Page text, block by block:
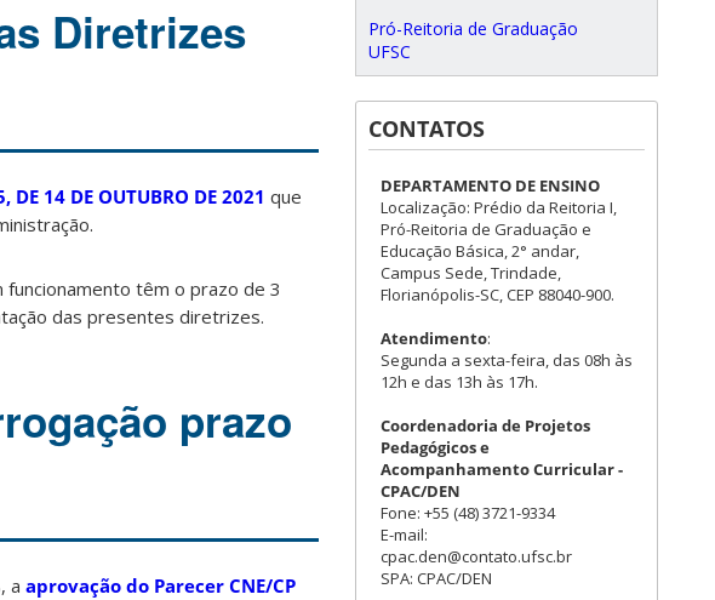
Diretrizes
DE 14 DE OUTUBRO DE 2021 que
têm o prazo de 3
das presentes diretrizes.
prazo
a aprovação do Parecer CNE/CP
Pró-Reitoria de Graduação
UFSC
CONTATOS
DEPARTAMENTO DE ENSINO
Localização: Prédio da Reitoria I,
Pró-Reitoria de Graduação e
Educação Básica, 2° andar,
Campus Sede, Trindade,
Florianópolis-SC, CEP 88040-900.
Atendimento:
Segunda a sexta-feira, das 08h às
12h e das 13h às 17h.
Coordenadoria de Projetos
Pedagógicos e
Acompanhamento Curricular -
CPAC/DEN
Fone: +55 (48) 3721-9334
E-mail:
cpac.den@contato.ufsc.br
SPA: CPAC/DEN